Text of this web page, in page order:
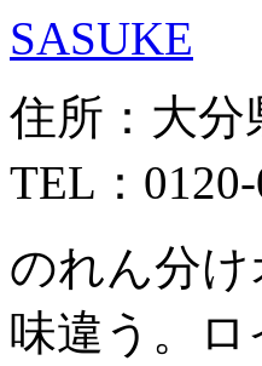
SASUKE
住所：大分
TEL：
のれん分
味違う。